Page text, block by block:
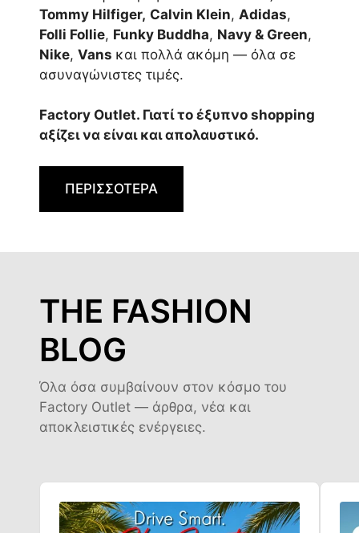
Tommy Hilfiger, Calvin Klein, Adidas,
Folli Follie, Funky Buddha, Navy & Green,
Nike, Vans και πολλά ακόμη — όλα σε
ασυναγώνιστες τιμές.
Factory Outlet. Γιατί το έξυπνο shopping
αξίζει να είναι και απολαυστικό.
ΠΕΡΙΣΣΟΤΕΡΑ
THE FASHION
BLOG
Όλα όσα συμβαίνουν στον κόσμο του
Factory Outlet — άρθρα, νέα και
αποκλειστικές ενέργειες.